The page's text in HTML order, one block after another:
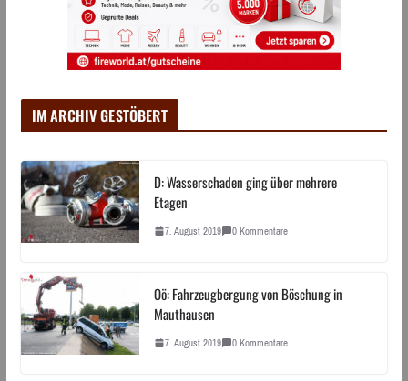
IM ARCHIV GESTÖBERT
D: Wasserschaden ging über mehrere
Etagen
7. August 2019 0 Kommentare
Oö: Fahrzeugbergung von Böschung in
Mauthausen
7. August 2019 0 Kommentare